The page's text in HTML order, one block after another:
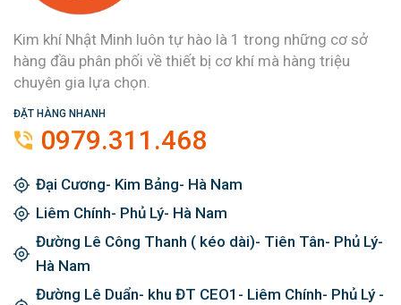
Kim khí Nhật Minh luôn tự hào là 1 trong những cơ sở
hàng đầu phân phối về thiết bị cơ khí mà hàng triệu
chuyên gia lựa chọn.
ĐẶT HÀNG NHANH
0979.311.468
Đại Cương- Kim Bảng- Hà Nam
Liêm Chính- Phủ Lý- Hà Nam
Đường Lê Công Thanh ( kéo dài)- Tiên Tân- Phủ Lý-
Hà Nam
Đường Lê Duẩn- khu ĐT CEO1- Liêm Chính- Phủ Lý -